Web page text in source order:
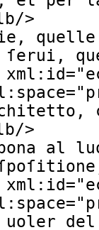
/>
xml:id="
="
/>
al
xml:id="
="
del